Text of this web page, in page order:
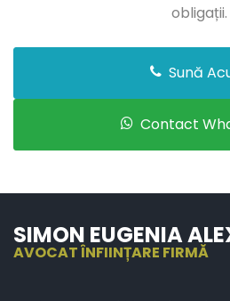
obligații.
Sună
Contact
SIMON EUGENIA
AVOCAT ÎNFIINȚARE FIRMĂ